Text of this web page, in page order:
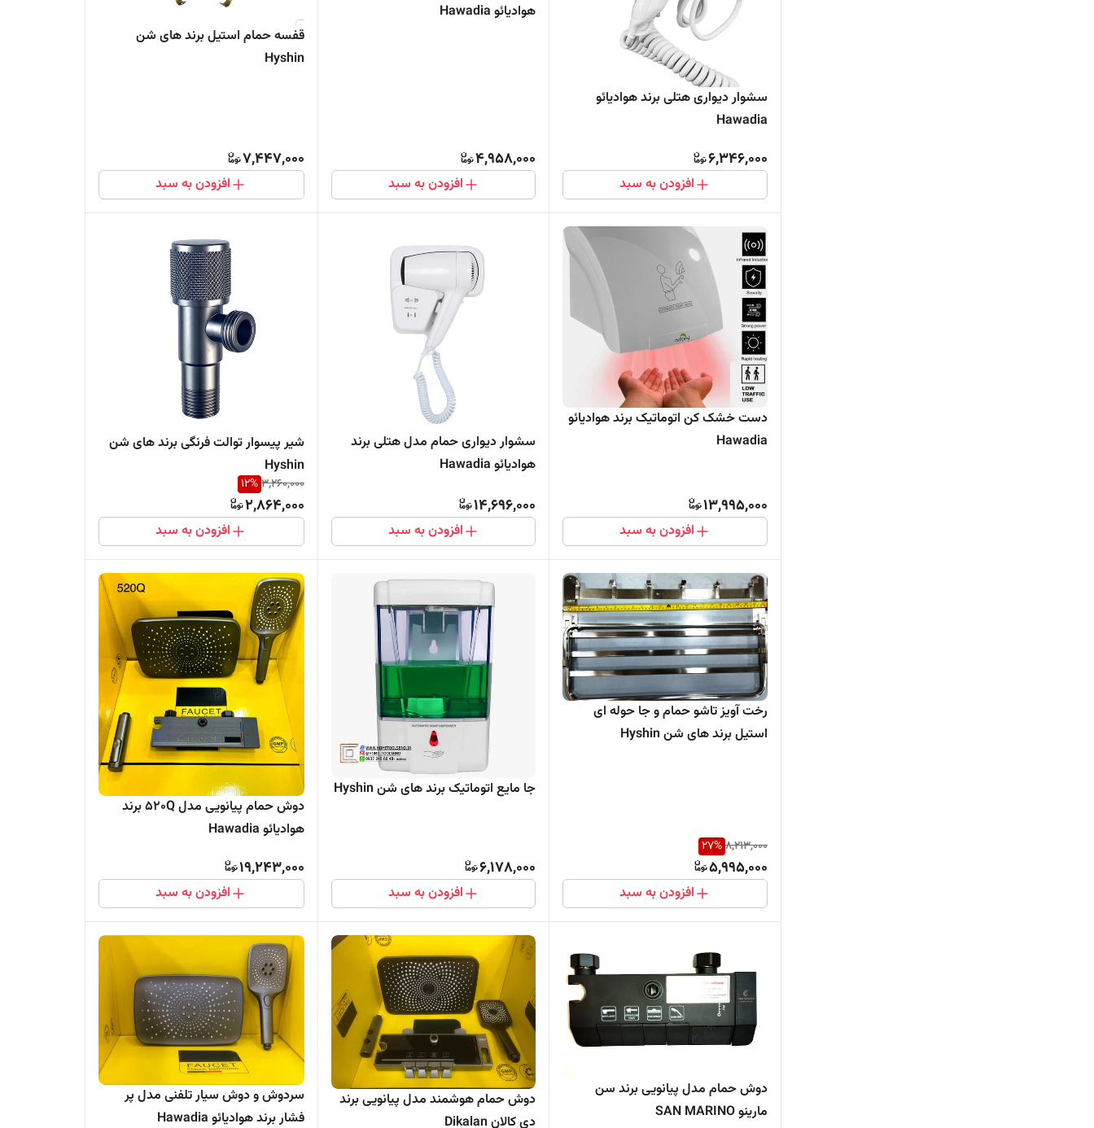
سشوار دیواری هتلی برند هوادیائو
Hawadia
6,346,000
افزودن به سبد
هوادیائو Hawadia
4,958,000
افزودن به سبد
قفسه حمام استیل برند های شن
Hyshin
7,447,000
افزودن به سبد
دست خشک کن اتوماتیک برند هوادیائو
Hawadia
13,995,000
افزودن به سبد
سشوار دیواری حمام مدل هتلی برند
هوادیائو Hawadia
14,696,000
افزودن به سبد
شیر پیسوار توالت فرنگی برند های شن
Hyshin
3,260,000
12%
2,864,000
افزودن به سبد
رخت آویز تاشو حمام و جا حوله ای
استیل برند های شن Hyshin
8,213,000
27%
5,995,000
افزودن به سبد
جا مایع اتوماتیک برند های شن Hyshin
6,178,000
افزودن به سبد
دوش حمام پیانویی مدل 520Q برند
هوادیائو Hawadia
19,243,000
افزودن به سبد
دوش حمام مدل پیانویی برند سن
مارینو SAN MARINO
دوش حمام هوشمند مدل پیانویی برند
دی کالان Dikalan
سردوش و دوش سیار تلفنی مدل پر
فشار برند هوادیائو Hawadia